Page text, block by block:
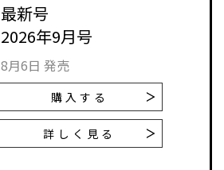
最新号
2026年9月号
8月6日 発売
購入する
詳しく見る